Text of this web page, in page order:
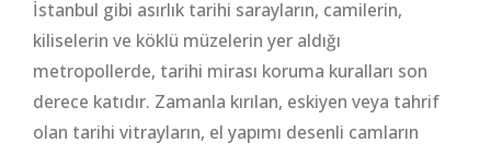
İstanbul gibi asırlık tarihi sarayların, camilerin,
kiliselerin ve köklü müzelerin yer aldığı
metropollerde, tarihi mirası koruma kuralları son
derece katıdır. Zamanla kırılan, eskiyen veya tahrif
olan tarihi vitrayların, el yapımı desenli camların